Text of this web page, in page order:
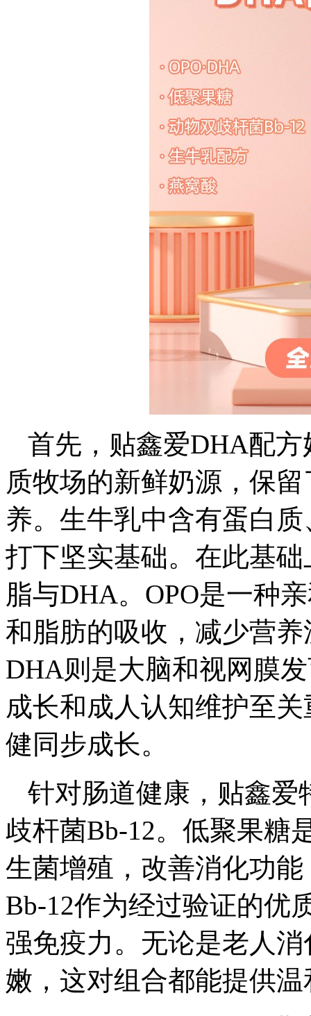
首先，贴鑫爱DHA配
质牧场的新鲜奶源，保
养。生牛乳中含有蛋白
打下坚实基础。在此基
脂与DHA。OPO是一种
和脂肪的吸收，减少营
DHA则是大脑和视网膜
成长和成人认知维护至
健同步成长。
针对肠道健康，贴鑫爱
歧杆菌Bb-12。低聚果糖
生菌增殖，改善消化功
Bb-12作为经过验证的优
强免疫力。无论是老人
嫩，这对组合都能提供